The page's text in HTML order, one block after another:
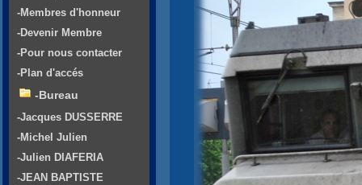
-Membres d'honneur
-Devenir Membre
-Pour nous contacter
-Plan d'accés
-Bureau
-Jacques DUSSERRE
-Michel Julien
-Julien DIAFERIA
-JEAN BAPTISTE